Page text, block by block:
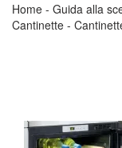
Home - Guida alla
Cantinette -